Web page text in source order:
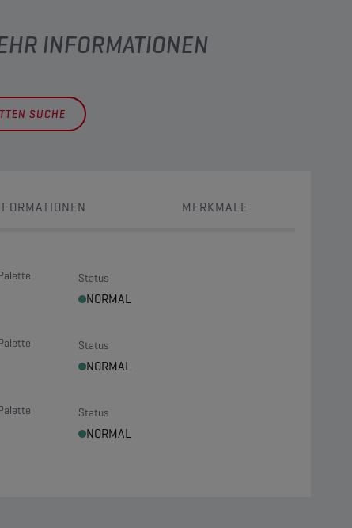
INFORMATIONEN
SUCHE
MERKMALE
Status
NORMAL
Status
NORMAL
Status
NORMAL